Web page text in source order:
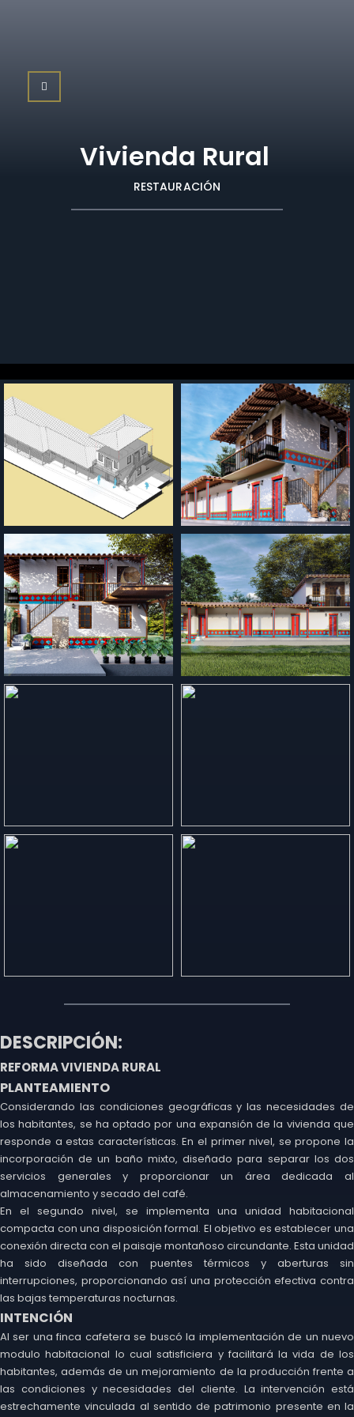
Vivienda Rural
RESTAURACIÓN
DESCRIPCIÓN:
REFORMA VIVIENDA RURAL
PLANTEAMIENTO
Considerando las condiciones geográficas y las necesidades de
los habitantes, se ha optado por una expansión de la vivienda que
responde a estas características. En el primer nivel, se propone la
incorporación de un baño mixto, diseñado para separar los dos
servicios generales y proporcionar un área dedicada al
almacenamiento y secado del café.
En el segundo nivel, se implementa una unidad habitacional
compacta con una disposición formal. El objetivo es establecer una
conexión directa con el paisaje montañoso circundante. Esta unidad
ha sido diseñada con puentes térmicos y aberturas sin
interrupciones, proporcionando así una protección efectiva contra
las bajas temperaturas nocturnas.
INTENCIÓN
Al ser una finca cafetera se buscó la implementación de un nuevo
modulo habitacional lo cual satisficiera y facilitará la vida de los
habitantes, además de un mejoramiento de la producción frente a
las condiciones y necesidades del cliente. La intervención está
estrechamente vinculada al sentido de patrimonio presente en la